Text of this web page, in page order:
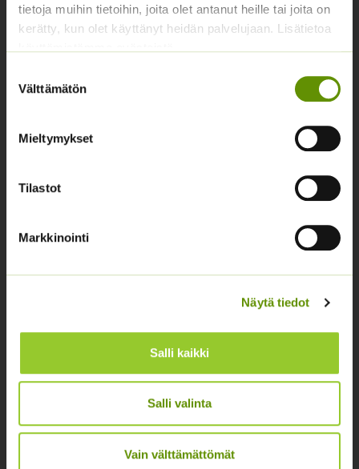
tietoja muihin tietoihin, joita olet antanut heille tai joita on
kerätty, kun olet käyttänyt heidän palvelujaan. Lisätietoa
valinta
Välttämätön
Mieltymykset
Tilastot
Markkinointi
Näytä tiedot
Salli kaikki
Salli valinta
Vain välttämättömät
info@siemenvesa.fi
Keskuskatu 40, Aito kaupan yhteydessä. 38700
Noutopiste avoinna sopimuksen mukaan ja arkisin 10-
Facebook
Instagram
Osastottomat tuotteet
Maanparannusaineet
Muut siemenet
Siemenperunat